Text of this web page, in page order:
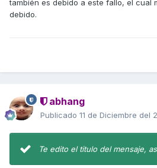
también es debido a este fallo, el cual
debido.
abhang
Publicado 11 de Diciembre del
Te edito el titulo del mensaje,